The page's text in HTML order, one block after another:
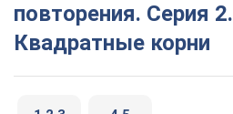
повторения. Серия 2.
Квадратные корни